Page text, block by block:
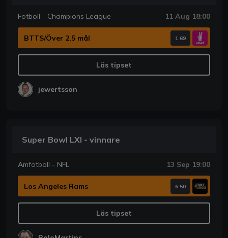
Fotboll - Champions League 11 Aug 18:00
BTTS/Över 2,5 mål 1.69
Läs tipset
jewertsson
Super Bowl LXI - vinnare
Amfotboll - NFL 13 Sep 19:00
Los Angeles Rams 6.50
Läs tipset